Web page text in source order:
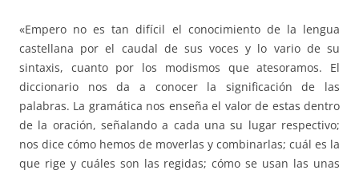
«Empero no es tan difícil el conocimiento de la lengua
castellana por el caudal de sus voces y lo vario de su
sintaxis, cuanto por los modismos que atesoramos. El
diccionario nos da a conocer la significación de las
palabras. La gramática nos enseña el valor de estas dentro
de la oración, señalando a cada una su lugar respectivo;
nos dice cómo hemos de moverlas y combinarlas; cuál es la
que rige y cuáles son las regidas; cómo se usan las unas